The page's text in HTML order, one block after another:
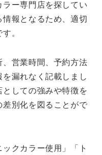
ー専門店を探してい
報となるため、適切
。
営業時間、予約方法
漏れなく記載しまし
としての強みや特徴を
別化を図ることがで
クカラー使用」「ト